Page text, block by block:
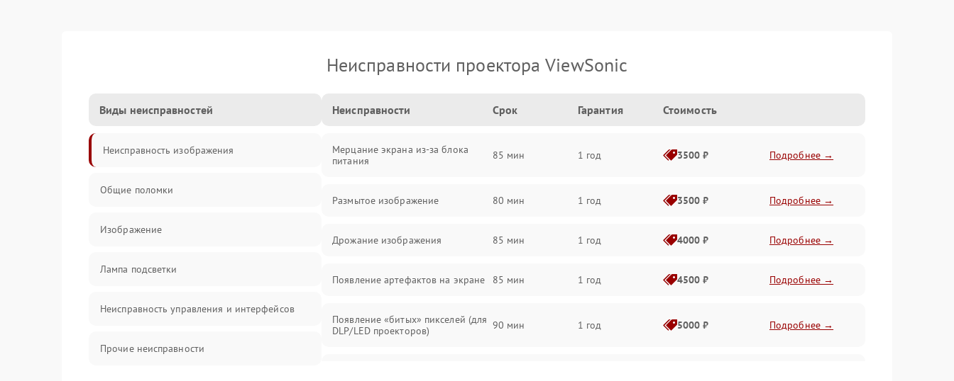
Неисправности проектора ViewSonic
Виды неисправностей
Неисправность изображения
Общие поломки
Изображение
Лампа подсветки
Неисправность управления и интерфейсов
Прочие неисправности
Неисправности Срок Гарантия Стоимость
Мерцание экрана из-за блока
питания
85 мин 1 год 3500 ₽ Подробнее →
Размытое изображение 80 мин 1 год 3500 ₽ Подробнее →
Дрожание изображения 85 мин 1 год 4000 ₽ Подробнее →
Появление артефактов на экране 85 мин 1 год 4500 ₽ Подробнее →
Появление «битых» пикселей (для
DLP/LED проекторов)
90 мин 1 год 5000 ₽ Подробнее →